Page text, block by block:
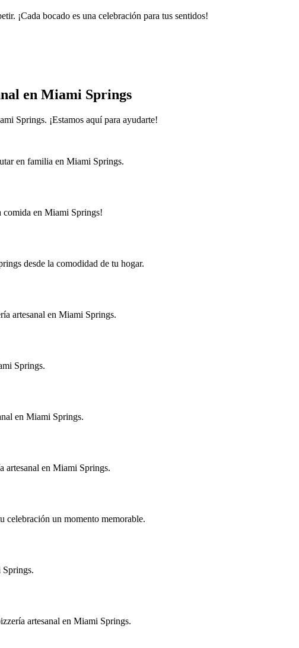
¡Cada bocado es una celebración para tus sentidos!
en Miami Springs
Springs. ¡Estamos aquí para ayudarte!
en familia en Miami Springs.
comida en Miami Springs!
desde la comodidad de tu hogar.
artesanal en Miami Springs.
Springs.
en Miami Springs.
artesanal en Miami Springs.
celebración un momento memorable.
Springs.
artesanal en Miami Springs.